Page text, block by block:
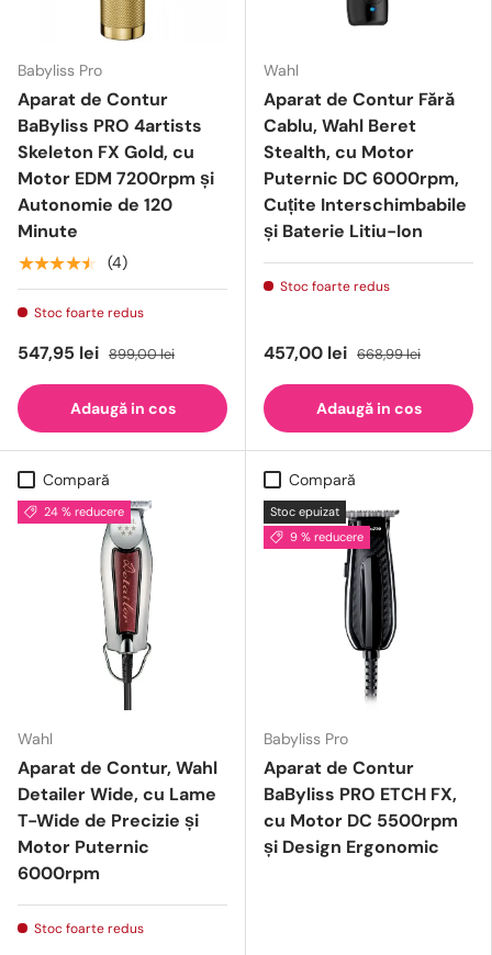
Babyliss Pro
Aparat de Contur
BaByliss PRO 4artists
Skeleton FX Gold, cu
Motor EDM 7200rpm și
Autonomie de 120
Minute
★★★★★ (4)
Stoc foarte redus
547,95 lei 899,00 lei
Adaugă in cos
Wahl
Aparat de Contur Fără
Cablu, Wahl Beret
Stealth, cu Motor
Puternic DC 6000rpm,
Cuțite Interschimbabile
și Baterie Litiu-Ion
Stoc foarte redus
457,00 lei 668,99 lei
Adaugă in cos
Compară
24 % reducere
Wahl
Aparat de Contur, Wahl
Detailer Wide, cu Lame
T-Wide de Precizie și
Motor Puternic
6000rpm
Stoc foarte redus
Compară
Stoc epuizat
9 % reducere
Babyliss Pro
Aparat de Contur
BaByliss PRO ETCH FX,
cu Motor DC 5500rpm
și Design Ergonomic